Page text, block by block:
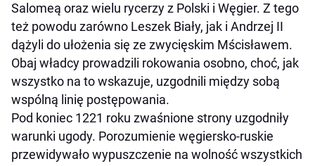
Salomeą oraz wielu rycerzy z Polski i Węgier. Z tego
też powodu zarówno Leszek Biały, jak i Andrzej II
dążyli do ułożenia się ze zwycięskim Mścisławem.
Obaj władcy prowadzili rokowania osobno, choć, jak
wszystko na to wskazuje, uzgodnili między sobą
wspólną linię postępowania.
Pod koniec 1221 roku zwaśnione strony uzgodniły
warunki ugody. Porozumienie węgiersko-ruskie
przewidywało wypuszczenie na wolność wszystkich